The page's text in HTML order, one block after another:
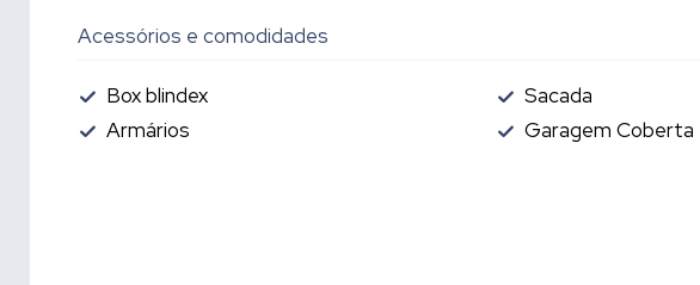
Acessórios e comodidades
Box blindex
Sacada
Armários
Garagem Coberta